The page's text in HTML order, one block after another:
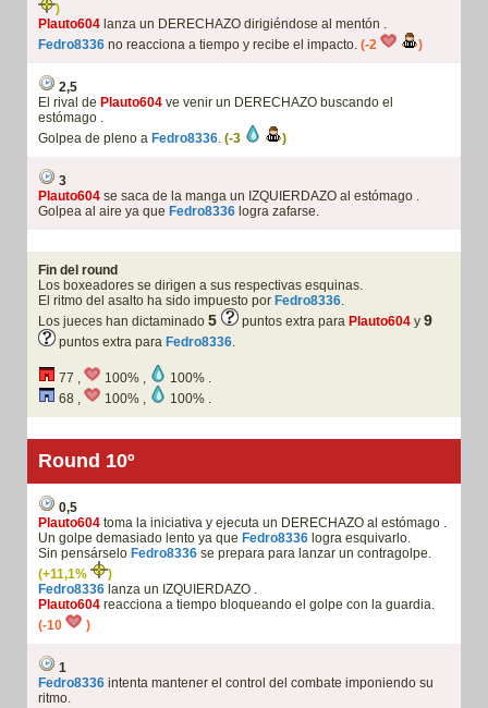
)
Plauto604 lanza un DERECHAZO dirigiéndose al mentón .
Fedro8336 no reacciona a tiempo y recibe el impacto. (-2 )
2,5
El rival de Plauto604 ve venir un DERECHAZO buscando el
estómago .
Golpea de pleno a Fedro8336. (-3 )
3
Plauto604 se saca de la manga un IZQUIERDAZO al estómago .
Golpea al aire ya que Fedro8336 logra zafarse.
Fin del round
Los boxeadores se dirigen a sus respectivas esquinas.
El ritmo del asalto ha sido impuesto por Fedro8336.
Los jueces han dictaminado 5 puntos extra para Plauto604 y 9
puntos extra para Fedro8336.
77 , 100% ,
100% .
68 ,
100% , 100% .
Round 10º
0,5
Plauto604 toma la iniciativa y ejecuta un DERECHAZO al estómago .
Un golpe demasiado lento ya que Fedro8336 logra esquivarlo.
Sin pensárselo Fedro8336 se prepara para lanzar un contragolpe.
(+11,1%
)
Fedro8336 lanza un IZQUIERDAZO .
Plauto604 reacciona a tiempo bloqueando el golpe con la guardia.
(-10
)
1
Fedro8336 intenta mantener el control del combate imponiendo su
ritmo.